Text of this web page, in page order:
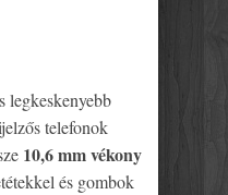
telefonok
10,6 mm vékony
és gombok